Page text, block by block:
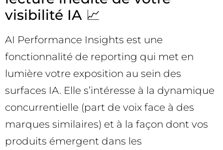
visibilité IA 📈
AI Performance Insights est une
fonctionnalité de reporting qui met en
lumière votre exposition au sein des
surfaces IA. Elle s’intéresse à la dynamique
concurrentielle (part de voix face à des
marques similaires) et à la façon dont vos
produits émergent dans les